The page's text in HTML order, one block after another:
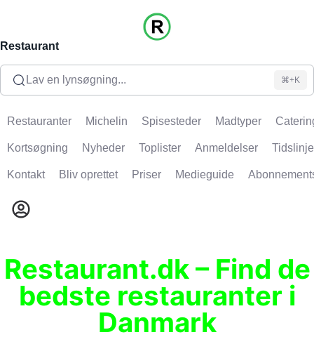
Restaurant
Lav en lynsøgning... ⌘+K
Restauranter Michelin Spisesteder Madtyper
Kortsøgning Nyheder Toplister Anmeldelser Tidslinje
Kontakt Bliv oprettet Priser Medieguide
Restaurant.dk – Find de
bedste restauranter i
Danmark